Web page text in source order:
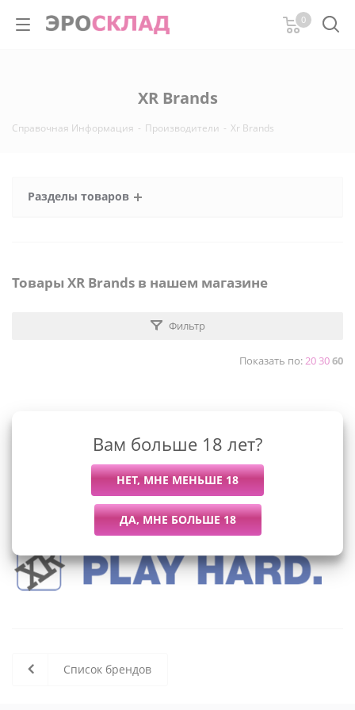
0
XR Brands
Справочная Информация - Производители - Xr Brands
Разделы товаров
Товары XR Brands в нашем магазине
Фильтр
Показать по:203060
В данный момент нет активных
товаров
Список брендов
Вам больше 18 лет?